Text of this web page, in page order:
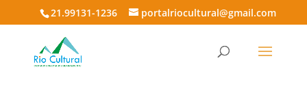
21.99131-1236 portalriocultural@gmail.com